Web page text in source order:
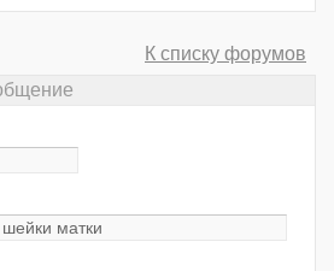
К списку форумов